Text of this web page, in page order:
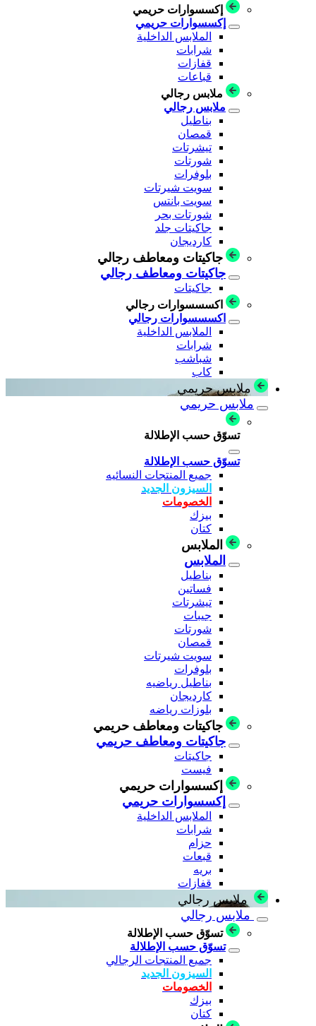
إكسسوارات حريمي
إكسسوارات حريمي
الملابس الداخلية
شرابات
قفازات
قباعات
ملابس رجالي
ملابس رجالي
بناطيل
قمصان
تيشرتات
شورتات
بلوفرات
سويت شيرتات
سويت بانتس
شورتات بحر
جاكيتات جلد
كارديجان
جاكيتات ومعاطف رجالي
جاكيتات ومعاطف رجالي
جاكيتات
اكسسسوارات رجالي
اكسسسوارات رجالي
الملابس الداخلية
شرابات
شباشب
كاب
ملابس حريمي
ملابس حريمي
تسوّق حسب الإطلالة
تسوّق حسب الإطلالة
جميع المنتجات النسائيه
السيزون الجديد
الخصومات
بيزك
كتان
الملابس
الملابس
بناطيل
فساتين
تيشرتات
جيبات
شورتات
قمصان
سويت شيرتات
بلوفرات
بناطيل رياضيه
كارديجان
بلوزات رياضه
جاكيتات ومعاطف حريمي
جاكيتات ومعاطف حريمي
جاكيتات
فيست
إكسسوارات حريمي
إكسسوارات حريمي
الملابس الداخلية
شرابات
حزام
قبعات
بريه
قفازات
ملابس رجالي
ملابس رجالي
تسوّق حسب الإطلالة
تسوّق حسب الإطلالة
جميع المنتجات الرجالي
السيزون الجديد
الخصومات
بيزك
كتان